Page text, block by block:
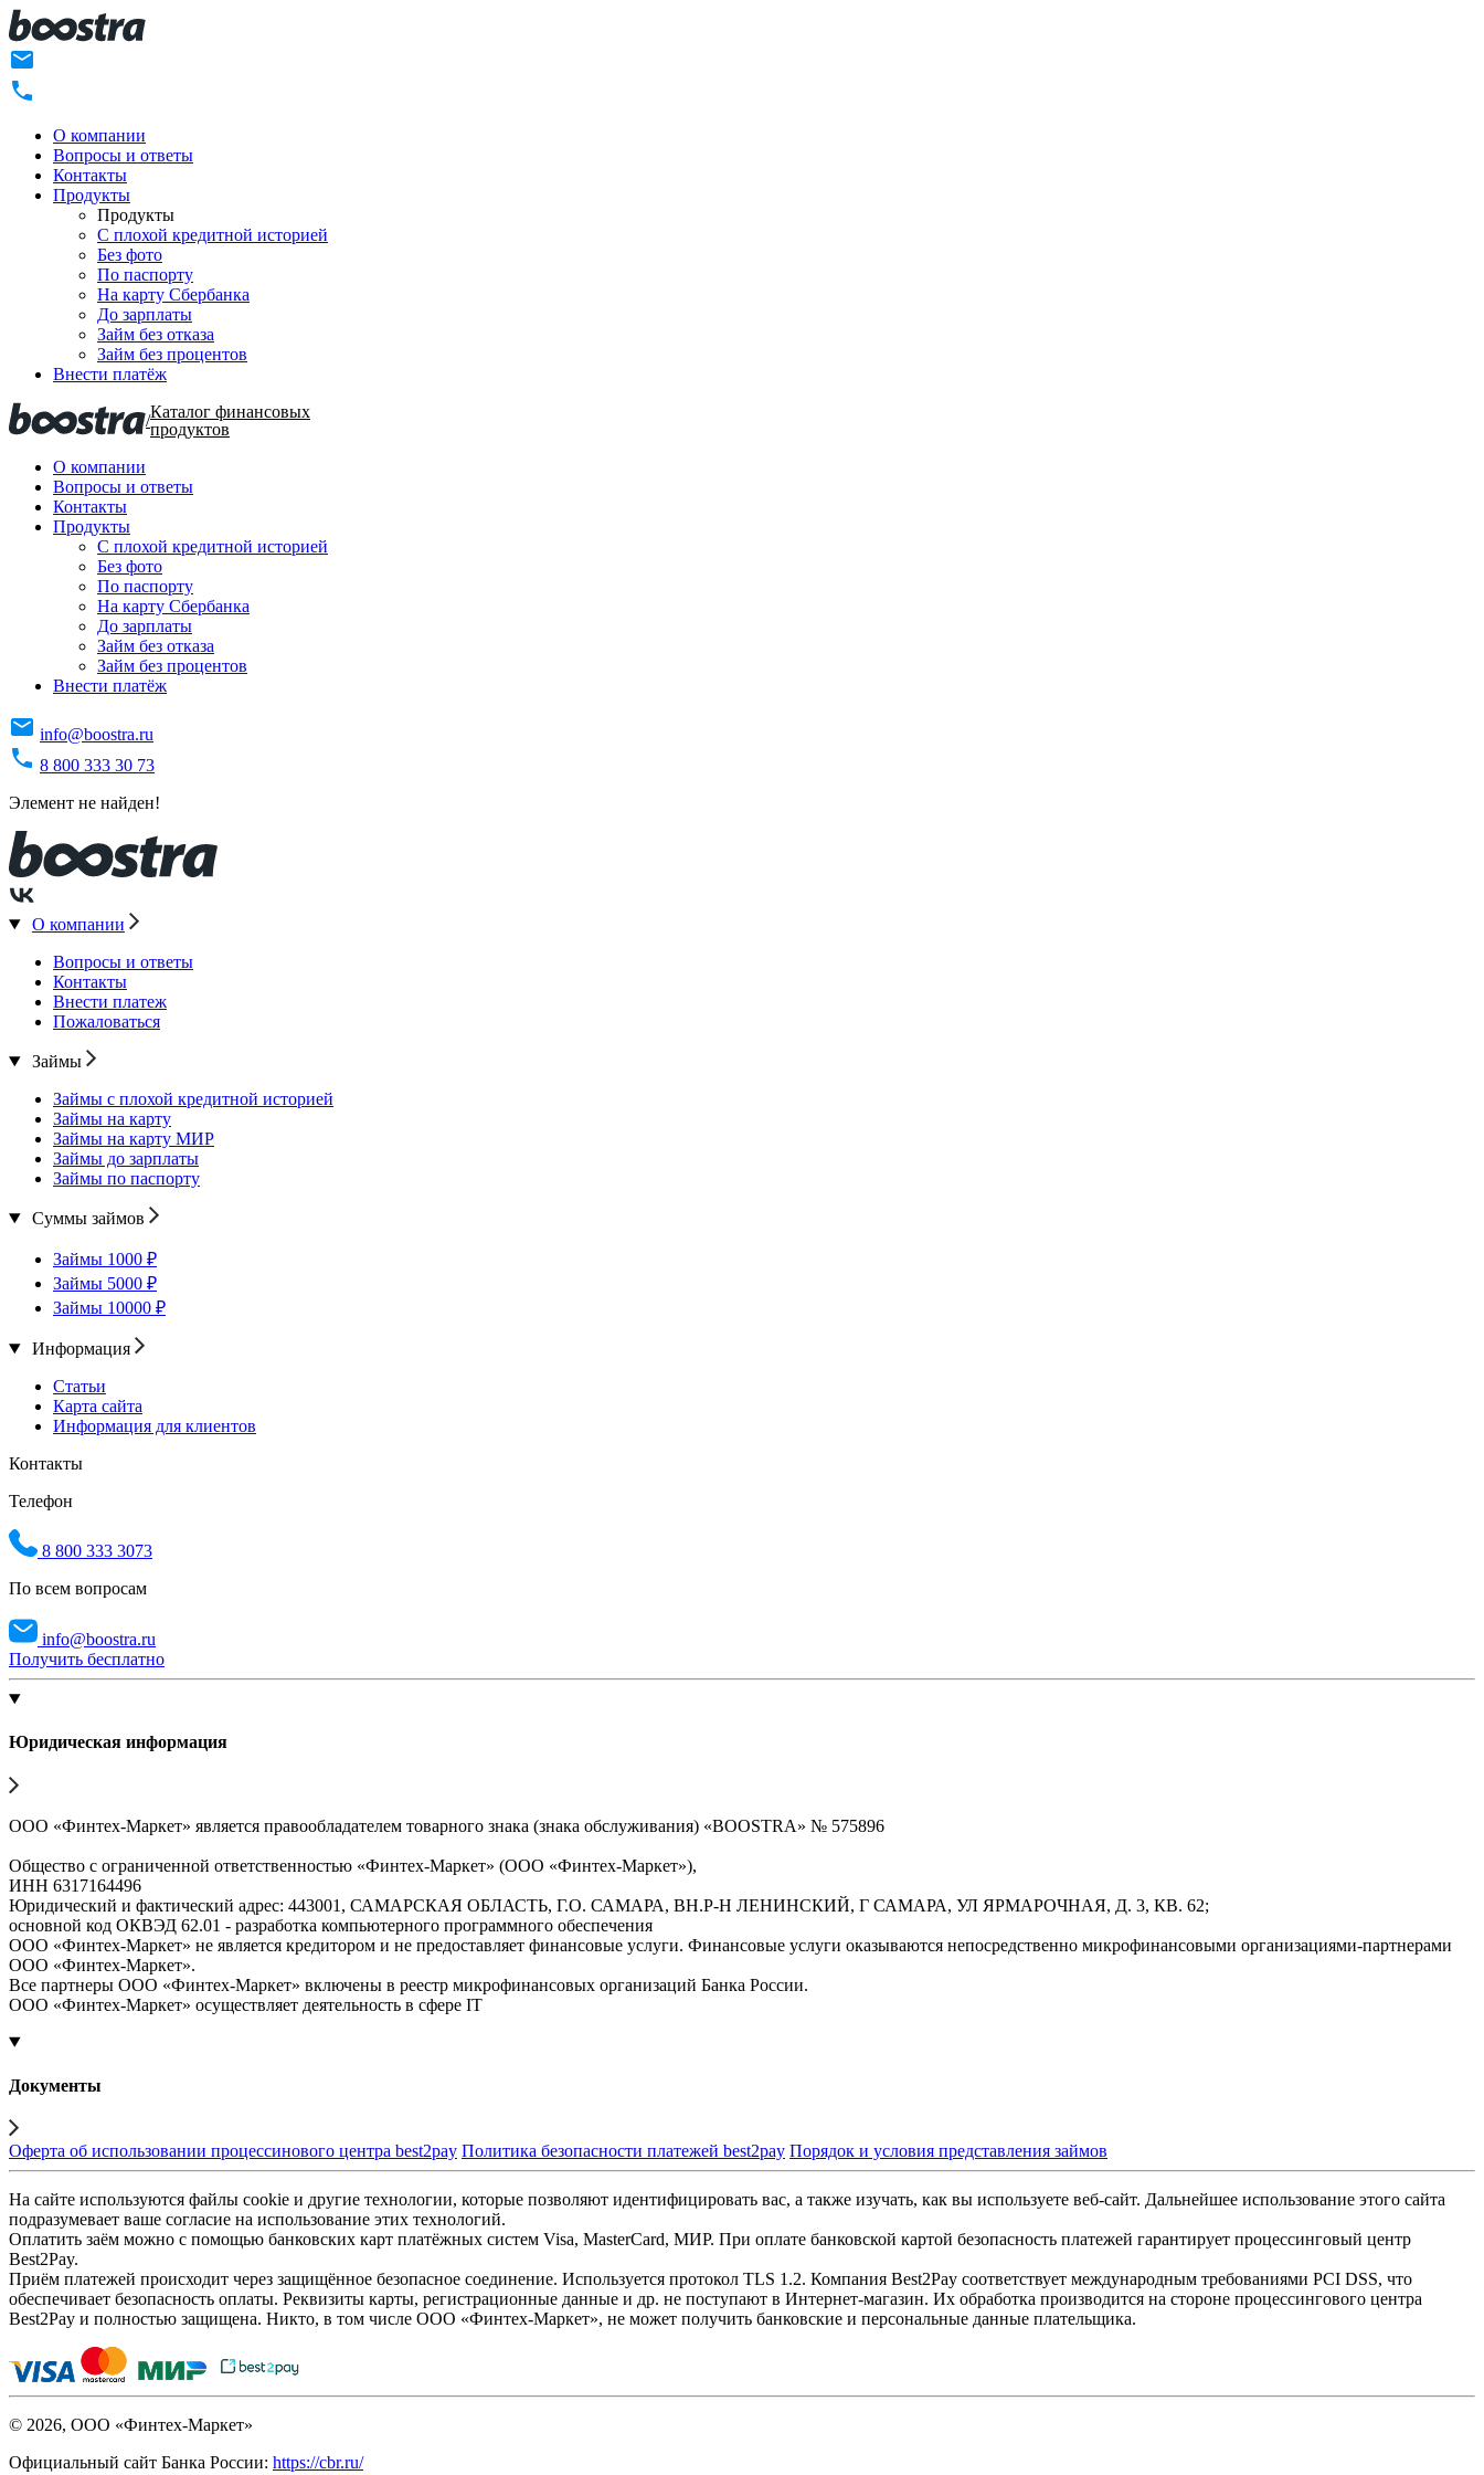
О компании
Вопросы и ответы
Контакты
Продукты
Продукты
C плохой кредитной историей
Без фото
По паспорту
На карту Сбербанка
До зарплаты
Займ без отказа
Займ без процентов
Внести платёж
/Каталог финансовых
продуктов
О компании
Вопросы и ответы
Контакты
Продукты
C плохой кредитной историей
Без фото
По паспорту
На карту Сбербанка
До зарплаты
Займ без отказа
Займ без процентов
Внести платёж
info@boostra.ru
8 800 333 30 73
Элемент не найден!
О компании
Вопросы и ответы
Контакты
Внести платеж
Пожаловаться
Займы
Займы с плохой кредитной историей
Займы на карту
Займы на карту МИР
Займы до зарплаты
Займы по паспорту
Суммы займов
Займы 1000 ₽
Займы 5000 ₽
Займы 10000 ₽
Информация
Статьи
Карта сайта
Информация для клиентов
Контакты
Телефон
8 800 333 3073
По всем вопросам
info@boostra.ru
Получить бесплатно
Юридическая информация
ООО «Финтех-Маркет» является правообладателем товарного знака (знака обслуживания) «BOOSTRA» № 575896
Общество с ограниченной ответственностью «Финтех-Маркет» (ООО «Финтех-Маркет»),
ИНН 6317164496
Юридический и фактический адрес: 443001, САМАРСКАЯ ОБЛАСТЬ, Г.О. САМАРА, ВН.Р-Н ЛЕНИНСКИЙ, Г САМАРА, УЛ ЯРМАРОЧНАЯ, Д. 3, КВ. 62;
основной код ОКВЭД 62.01 - разработка компьютерного программного обеспечения
ООО «Финтех-Маркет» не является кредитором и не предоставляет финансовые услуги. Финансовые услуги оказываются непосредственно микрофинансовыми организациями-партнерами
ООО «Финтех-Маркет».
Все партнеры ООО «Финтех-Маркет» включены в реестр микрофинансовых организаций Банка России.
ООО «Финтех-Маркет» осуществляет деятельность в сфере IT
Документы
Оферта об использовании процессинового центра best2pay Политика безопасности платежей best2pay Порядок и условия представления займов
На сайте используются файлы cookie и другие технологии, которые позволяют идентифицировать вас, а также изучать, как вы используете веб-сайт. Дальнейшее использование этого сайта
подразумевает ваше согласие на использование этих технологий.
Оплатить заём можно с помощью банковских карт платёжных систем Visa, MasterCard, МИР. При оплате банковской картой безопасность платежей гарантирует процессинговый центр
Best2Pay.
Приём платежей происходит через защищённое безопасное соединение. Используется протокол TLS 1.2. Компания Best2Pay соответствует международным требованиями PCI DSS, что
обеспечивает безопасность оплаты. Реквизиты карты, регистрационные данные и др. не поступают в Интернет-магазин. Их обработка производится на стороне процессингового центра
Best2Pay и полностью защищена. Никто, в том числе ООО «Финтех-Маркет», не может получить банковские и персональные данные плательщика.
© 2026, ООО «Финтех-Маркет»
Официальный сайт Банка России: https://cbr.ru/